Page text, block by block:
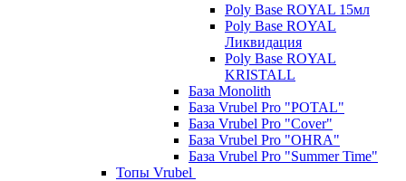
Poly Base ROYAL 15мл
Poly Base ROYAL
Ликвидация
Poly Base ROYAL
KRISTALL
База Monolith
База Vrubel Pro "POTAL"
База Vrubel Pro "Сover"
База Vrubel Pro "OHRA"
База Vrubel Pro "Summer Time"
Топы Vrubel